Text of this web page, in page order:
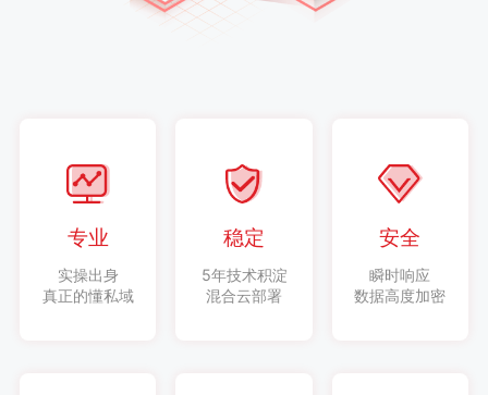
专业
实操出身
真正的懂私域
稳定
5年技术积淀
混合云部署
安全
瞬时响应
数据高度加密